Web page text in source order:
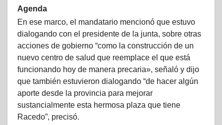
Agenda
En ese marco, el mandatario mencionó que estuvo
dialogando con el presidente de la junta, sobre otras
acciones de gobierno “como la construcción de un
nuevo centro de salud que reemplace el que está
funcionando hoy de manera precaria», señaló y dijo
que también estuvieron dialogando “de hacer algún
aporte desde la provincia para mejorar
sustancialmente esta hermosa plaza que tiene
Racedo”, precisó.